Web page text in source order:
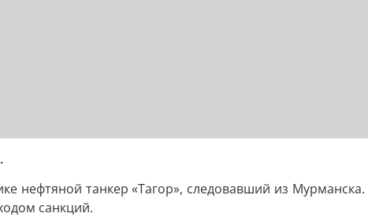
нефтяной танкер «Тагор», следовавший из
санкций.